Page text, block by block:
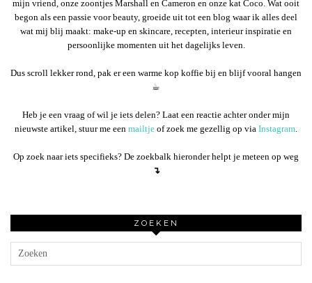
mijn vriend, onze zoontjes Marshall en Cameron en onze kat Coco. Wat ooit
begon als een passie voor beauty, groeide uit tot een blog waar ik alles deel
wat mij blij maakt: make-up en skincare, recepten, interieur inspiratie en
persoonlijke momenten uit het dagelijks leven.
Dus scroll lekker rond, pak er een warme kop koffie bij en blijf vooral hangen
☕︎
Heb je een vraag of wil je iets delen? Laat een reactie achter onder mijn
nieuwste artikel, stuur me een mailtje of zoek me gezellig op via Instagram.
Op zoek naar iets specifieks? De zoekbalk hieronder helpt je meteen op weg
↴
ZOEKEN